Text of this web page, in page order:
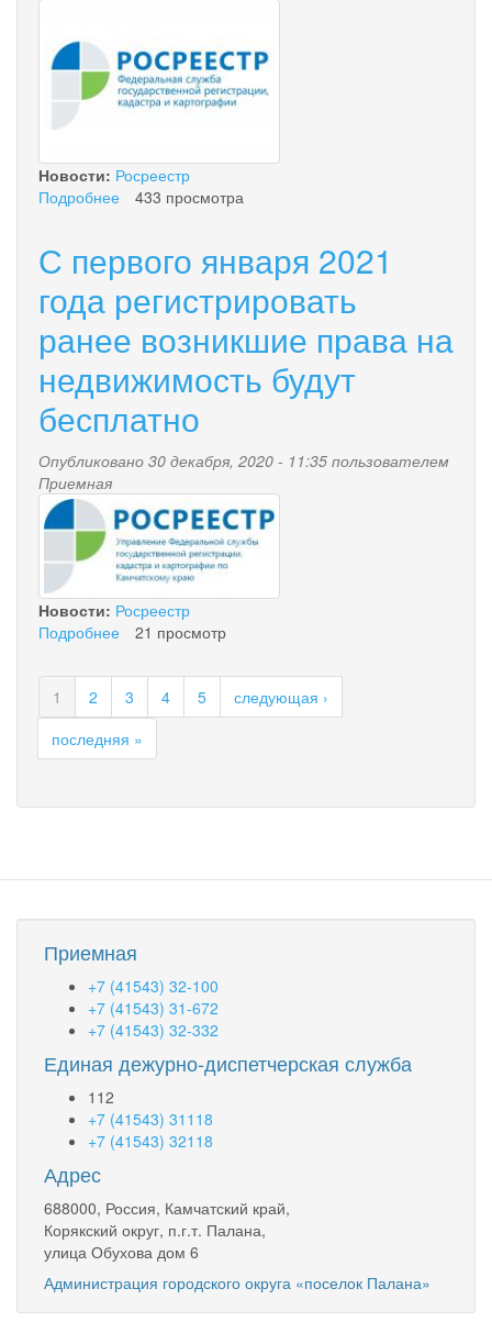
Новости: Росреестр
Подробнее
433 просмотра
С первого января 2021
года регистрировать
ранее возникшие права на
недвижимость будут
бесплатно
Опубликовано 30 декабря, 2020 - 11:35 пользователем
Приемная
r.jpg
Новости: Росреестр
Подробнее
первого
января
2021
года
регистрировать
возникшие
бесплатно
21 просмотр
1 2 3 4 5
следующая ›
последняя »
Приемная
+7 (41543) 32-100
+7 (41543) 31-672
+7 (41543) 32-332
Единая дежурно-диспетчерская служба
112
+7 (41543) 31118
+7 (41543) 32118
Адрес
688000, Россия, Камчатский край,
Корякский округ, п.г.т. Палана,
улица Обухова дом 6
Администрация городского округа «поселок Палана»